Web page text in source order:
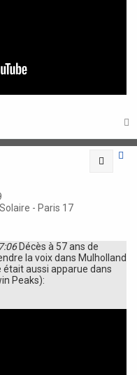
- Paris 17
Décès à 57 ans de
la voix dans Mulholland
était aussi apparue dans
Peaks):